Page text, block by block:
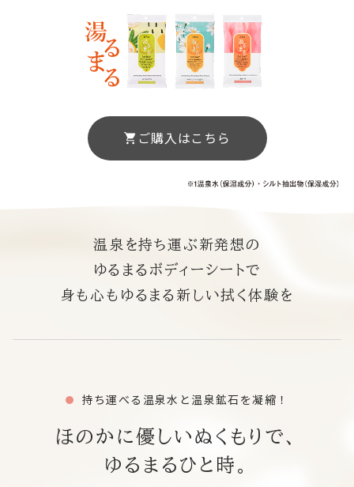
ご購入はこちら
温泉を持ち運ぶ新発想の
ゆるまるボディーシートで
身も心もゆるまる新しい拭く体験を
持ち運べる温泉水と温泉鉱石を凝縮！
ほのかに優しいぬくもりで、
ゆるまるひと時。